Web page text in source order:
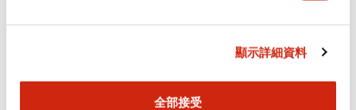
顯示詳細資料
全部接受